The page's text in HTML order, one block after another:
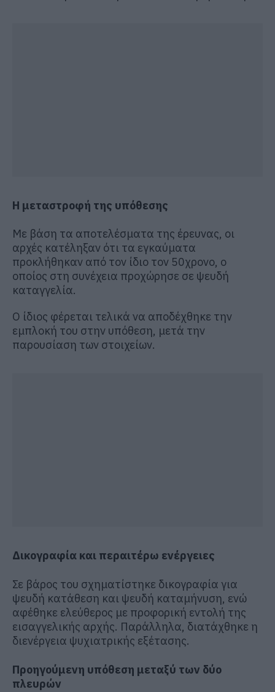
Η μεταστροφή της υπόθεσης
Με βάση τα αποτελέσματα της έρευνας, οι
αρχές κατέληξαν ότι τα εγκαύματα
προκλήθηκαν από τον ίδιο τον 50χρονο, ο
οποίος στη συνέχεια προχώρησε σε ψευδή
καταγγελία.
Ο ίδιος φέρεται τελικά να αποδέχθηκε την
εμπλοκή του στην υπόθεση, μετά την
παρουσίαση των στοιχείων.
Δικογραφία και περαιτέρω ενέργειες
Σε βάρος του σχηματίστηκε δικογραφία για
ψευδή κατάθεση και ψευδή καταμήνυση, ενώ
αφέθηκε ελεύθερος με προφορική εντολή της
εισαγγελικής αρχής. Παράλληλα, διατάχθηκε η
διενέργεια ψυχιατρικής εξέτασης.
Προηγούμενη υπόθεση μεταξύ των δύο
πλευρών